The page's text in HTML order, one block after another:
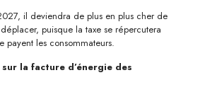
il deviendra de plus en plus cher de
puisque la taxe se répercutera
payent les consommateurs.
la facture d’énergie des